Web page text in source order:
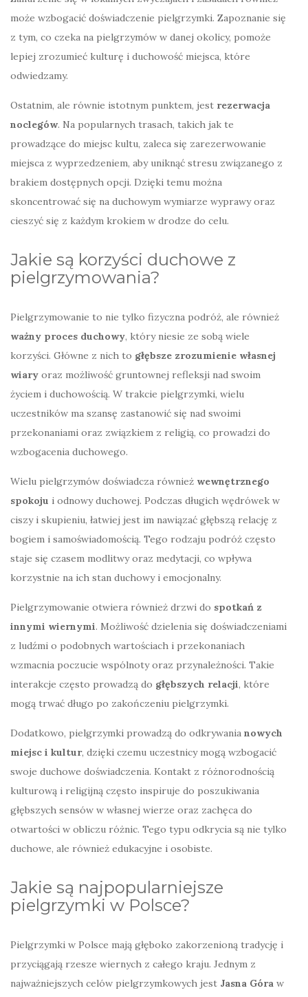
może wzbogacić doświadczenie pielgrzymki. Zapoznanie się
z tym, co czeka na pielgrzymów w danej okolicy, pomoże
lepiej zrozumieć kulturę i duchowość miejsca, które
odwiedzamy.
Ostatnim, ale równie istotnym punktem, jest rezerwacja
noclegów. Na popularnych trasach, takich jak te
prowadzące do miejsc kultu, zaleca się zarezerwowanie
miejsca z wyprzedzeniem, aby uniknąć stresu związanego z
brakiem dostępnych opcji. Dzięki temu można
skoncentrować się na duchowym wymiarze wyprawy oraz
cieszyć się z każdym krokiem w drodze do celu.
Jakie są korzyści duchowe z
pielgrzymowania?
Pielgrzymowanie to nie tylko fizyczna podróż, ale również
ważny proces duchowy, który niesie ze sobą wiele
korzyści. Główne z nich to głębsze zrozumienie własnej
wiary oraz możliwość gruntownej refleksji nad swoim
życiem i duchowością. W trakcie pielgrzymki, wielu
uczestników ma szansę zastanowić się nad swoimi
przekonaniami oraz związkiem z religią, co prowadzi do
wzbogacenia duchowego.
Wielu pielgrzymów doświadcza również wewnętrznego
spokoju i odnowy duchowej. Podczas długich wędrówek w
ciszy i skupieniu, łatwiej jest im nawiązać głębszą relację z
bogiem i samoświadomością. Tego rodzaju podróż często
staje się czasem modlitwy oraz medytacji, co wpływa
korzystnie na ich stan duchowy i emocjonalny.
Pielgrzymowanie otwiera również drzwi do spotkań z
innymi wiernymi. Możliwość dzielenia się doświadczeniami
z ludźmi o podobnych wartościach i przekonaniach
wzmacnia poczucie wspólnoty oraz przynależności. Takie
interakcje często prowadzą do głębszych relacji, które
mogą trwać długo po zakończeniu pielgrzymki.
Dodatkowo, pielgrzymki prowadzą do odkrywania nowych
miejsc i kultur, dzięki czemu uczestnicy mogą wzbogacić
swoje duchowe doświadczenia. Kontakt z różnorodnością
kulturową i religijną często inspiruje do poszukiwania
głębszych sensów w własnej wierze oraz zachęca do
otwartości w obliczu różnic. Tego typu odkrycia są nie tylko
duchowe, ale również edukacyjne i osobiste.
Jakie są najpopularniejsze
pielgrzymki w Polsce?
Pielgrzymki w Polsce mają głęboko zakorzenioną tradycję i
przyciągają rzesze wiernych z całego kraju. Jednym z
najważniejszych celów pielgrzymkowych jest Jasna Góra w